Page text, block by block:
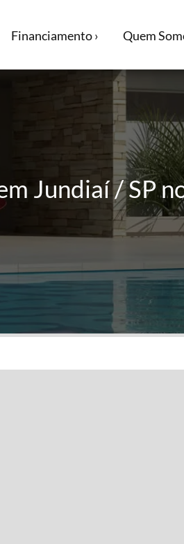
Financiamento › Quem
Jundiaí / SP